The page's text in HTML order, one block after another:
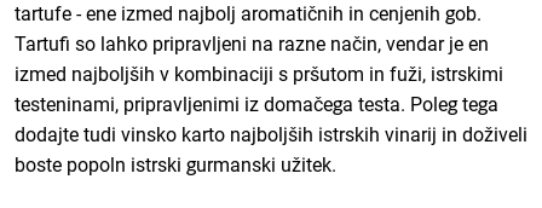
tartufe - ene izmed najbolj aromatičnih in cenjenih gob.
Tartufi so lahko pripravljeni na razne način, vendar je en
izmed najboljših v kombinaciji s pršutom in fuži, istrskimi
testeninami, pripravljenimi iz domačega testa. Poleg tega
dodajte tudi vinsko karto najboljših istrskih vinarij in doživeli
boste popoln istrski gurmanski užitek.